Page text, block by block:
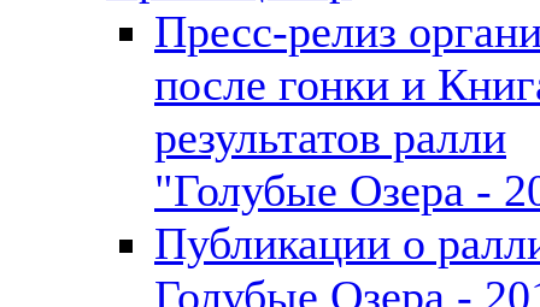
Пресс-релиз
после гонки и
результатов ралли
"Голубые Озера -
Публикации о
Голубые Озера -